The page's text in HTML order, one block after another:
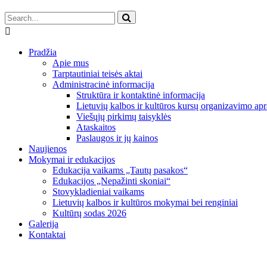
Pradžia
Apie mus
Tarptautiniai teisės aktai
Administracinė informacija
Struktūra ir kontaktinė informacija
Lietuvių kalbos ir kultūros kursų organizavimo
Viešųjų pirkimų taisyklės
Ataskaitos
Paslaugos ir jų kainos
Naujienos
Mokymai ir edukacijos
Edukacija vaikams „Tautų pasakos“
Edukacijos „Nepažinti skoniai“
Stovykladieniai vaikams
Lietuvių kalbos ir kultūros mokymai bei renginiai
Kultūrų sodas 2026
Galerija
Kontaktai